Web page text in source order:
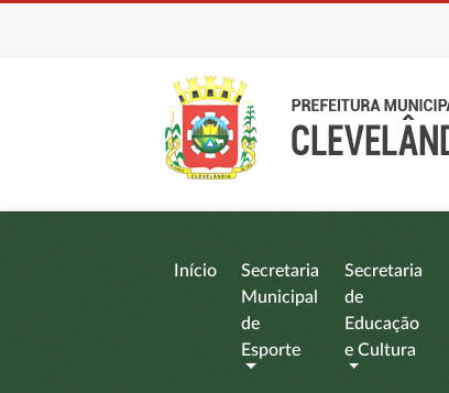
Início
Secretaria
Municipal
de
Esporte
Secretaria
de
Educação
e Cultura